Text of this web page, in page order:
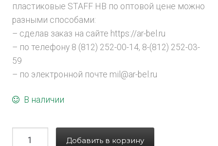
пластиковые STAFF HB по оптовой цене можно
разными способами:
– сделав заказ на сайте https://ar-bel.ru
– по телефону 8 (812) 252-00-14, 8-(812) 252-03-
59
– по электронной почте mil@ar-bel.ru
В наличии
Добавить в корзину